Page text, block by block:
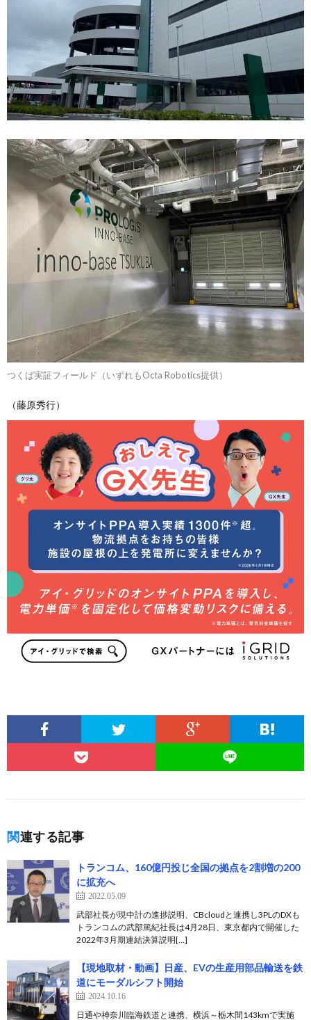
つくば実証フィールド（いずれもOcta Robotics提供）
（藤原秀行）
関連する記事
トランコム、160億円投じ全国の拠点を2割増の200
に拡充へ
2022.05.09
武部社長が現中計の進捗説明、CBcloudと連携し3PLのDXも
トランコムの武部篤紀社長は4月28日、東京都内で開催した
2022年3月期連結決算説明[…]
【現地取材・動画】日産、EVの生産用部品輸送を鉄
道にモーダルシフト開始
2024.10.16
日通や神奈川臨海鉄道と連携、横浜～栃木間143kmで実施